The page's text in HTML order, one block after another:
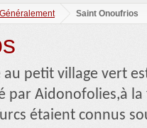
Généralement Saint Onoufrios
petit village vert
par Aidonofolies,à
étaient connus